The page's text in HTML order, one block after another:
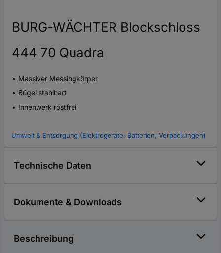
BURG-WÄCHTER Blockschloss
444 70 Quadra
Massiver Messingkörper
Bügel stahlhart
Innenwerk rostfrei
Umwelt & Entsorgung (Elektrogeräte, Batterien, Verpackungen)
Technische Daten
Dokumente & Downloads
Beschreibung